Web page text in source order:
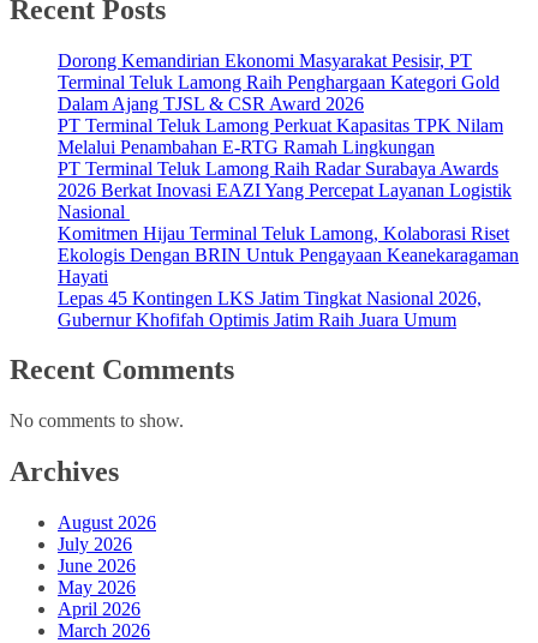
Recent Posts
Dorong Kemandirian Ekonomi Masyarakat Pesisir, PT
Terminal Teluk Lamong Raih Penghargaan Kategori Gold
Dalam Ajang TJSL & CSR Award 2026
PT Terminal Teluk Lamong Perkuat Kapasitas TPK Nilam
Melalui Penambahan E-RTG Ramah Lingkungan
PT Terminal Teluk Lamong Raih Radar Surabaya Awards
2026 Berkat Inovasi EAZI Yang Percepat Layanan Logistik
Nasional
Komitmen Hijau Terminal Teluk Lamong, Kolaborasi Riset
Ekologis Dengan BRIN Untuk Pengayaan Keanekaragaman
Hayati
Lepas 45 Kontingen LKS Jatim Tingkat Nasional 2026,
Gubernur Khofifah Optimis Jatim Raih Juara Umum
Recent Comments
No comments to show.
Archives
August 2026
July 2026
June 2026
May 2026
April 2026
March 2026